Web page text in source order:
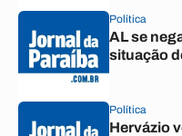
Política
AL se
situação
Política
Hervázio